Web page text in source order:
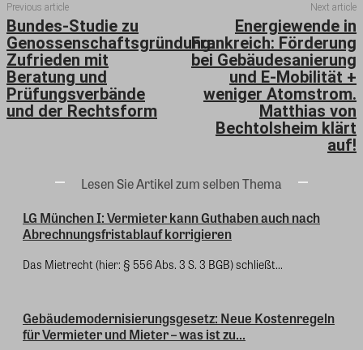
Previous article
Bundes-Studie zu
Genossenschaftsgründung:
Zufrieden mit
Beratung und
Prüfungsverbände
und der Rechtsform
Next article
Energiewende in
Frankreich: Förderung
bei Gebäudesanierung
und E-Mobilität +
weniger Atomstrom.
Matthias von
Bechtolsheim klärt
auf!
Lesen Sie Artikel zum selben Thema
LG München I: Vermieter kann Guthaben auch nach
Abrechnungsfristablauf korrigieren
Das Mietrecht (hier: § 556 Abs. 3 S. 3 BGB) schließt...
Gebäudemodernisierungsgesetz: Neue Kostenregeln
für Vermieter und Mieter – was ist zu...